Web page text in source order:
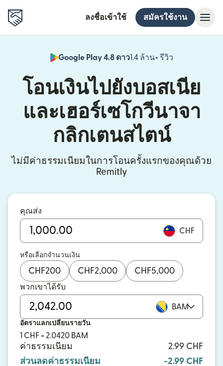
ลงชื่อเข้าใช้ สมัครใช้งาน
Google Play 4.8 ดาว1.4 ล้าน+ รีวิว
(เปิดในหน้าต่
โอนเงินไปยังบอสเนีย
และเฮอร์เซโกวีนาจา
กลิกเตนสไตน์
ไม่มีค่าธรรมเนียมในการโอนครั้งแรกของคุณด้วย
Remitly
คุณส่ง
CHF
หรือเลือกจำนวนเงิน
CHF200 CHF2,000 CHF5,000
พวกเขาได้รับ
BAM
อัตราแลกเปลี่ยนรายวัน
1 CHF = 2.0420 BAM
ค่าธรรมเนียม
2.99 CHF
ส่วนลดค่าธรรมเนียม
-2.99 CHF